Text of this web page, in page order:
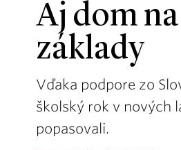
Aj dom
základy
Vďaka podpore zo
školský rok v nových
popasovali.